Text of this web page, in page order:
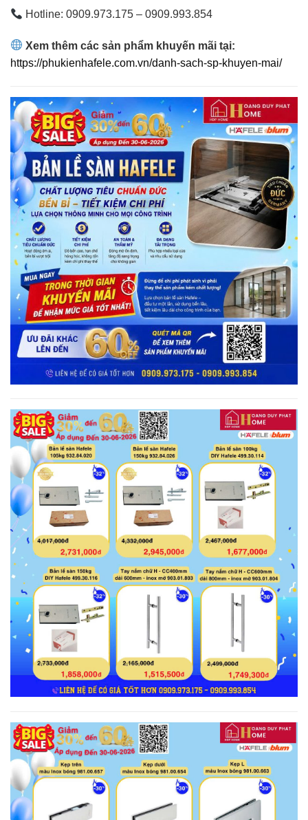
Hotline: 0909.973.175 – 0909.993.854
Xem thêm các sản phẩm khuyến mãi tại:
https://phukienhafele.com.vn/danh-sach-sp-khuyen-mai/